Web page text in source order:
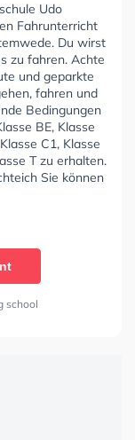
Udo
Fahrunterricht
Du wirst
zu fahren. Achte
und geparkte
fahren und
Bedingungen
BE, Klasse
C1, Klasse
T zu erhalten.
Sie können
school